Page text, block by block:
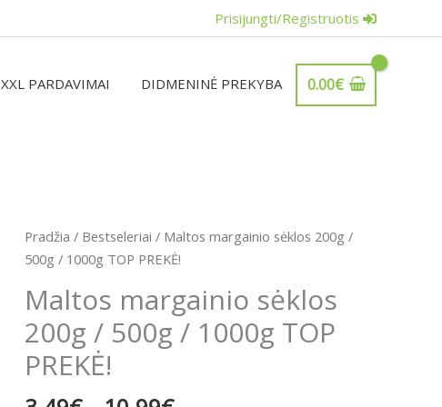
Prisijungti/Registruotis
XXL PARDAVIMAI DIDMENINĖ PREKYBA 0.00€
Pradžia / Bestseleriai / Maltos margainio sėklos 200g /
500g / 1000g TOP PREKĖ!
Maltos margainio sėklos
200g / 500g / 1000g TOP
PREKĖ!
Price
range:
through
10.99€
produkto
kiekis:
margainio
sėklos
200g
/
500g